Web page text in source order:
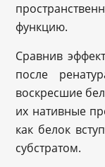
функцию.
Сравнив
после
воскресшие
их нативные
как белок
субстратом.